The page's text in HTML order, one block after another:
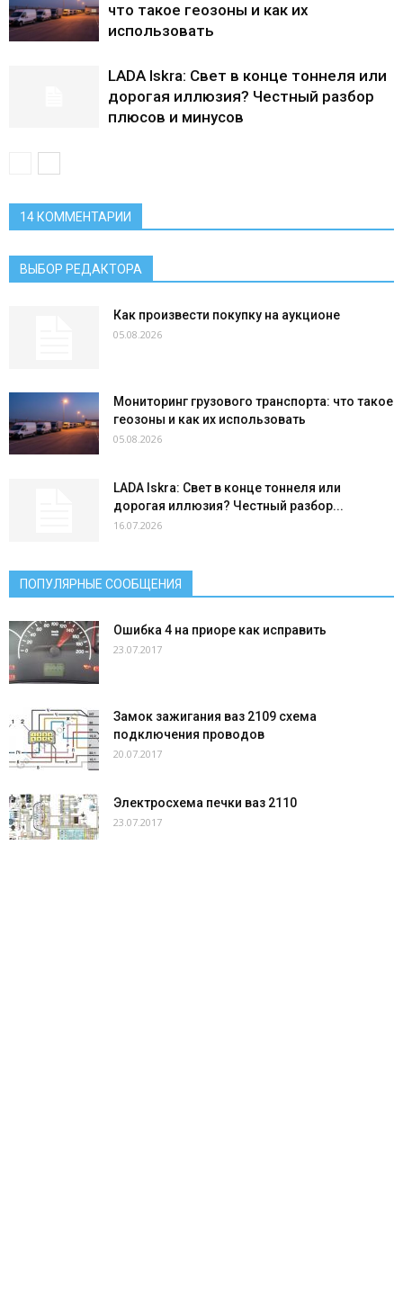
что такое геозоны и как их
использовать
LADA Iskra: Свет в конце тоннеля или
дорогая иллюзия? Честный разбор
плюсов и минусов
14 КОММЕНТАРИИ
ВЫБОР РЕДАКТОРА
Как произвести покупку на аукционе
05.08.2026
Мониторинг грузового транспорта: что такое
геозоны и как их использовать
05.08.2026
LADA Iskra: Свет в конце тоннеля или
дорогая иллюзия? Честный разбор...
16.07.2026
ПОПУЛЯРНЫЕ СООБЩЕНИЯ
Ошибка 4 на приоре как исправить
23.07.2017
Замок зажигания ваз 2109 схема
подключения проводов
20.07.2017
Электросхема печки ваз 2110
23.07.2017